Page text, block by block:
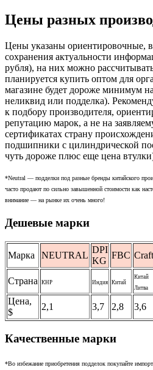
Цены разных
Цены указаны ориентировочные,
сохранения актуальности
рубля), на них можно
планируется купить оптом для
магазине будет дороже минимум
неликвид или подделка).
к подбору производителя,
репутацию марок, а не на
сертификатах страну
подшипники с цилиндрической
чуть дороже плюс еще цена
*Neutral — подделки под разные бренды китайского
часто продают по сильно завышенной стоимости как
внимание — на рынке их очень много!
Дешевые марки
Марка NEUTRAL
DPI
KG
FBC Craft
Страна КНР Индия Китай
Китай
Литва
Цена,
$
2,1 3,7 2,8 3,6
Качественные марки
*Во избежание приобретения подделок покупайте